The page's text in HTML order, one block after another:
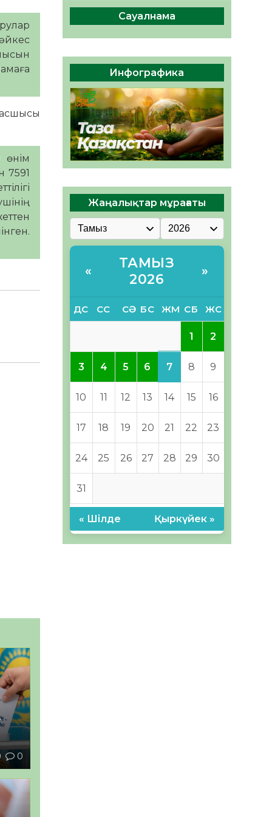
өнім
7591
0
беруге дайын
ӘРБІР ДАУЫС – ҚОҒАМ
ДАМУЫНА ҚОСЫЛҒАН
ҮЛЕС
05.08.2026
39 0
Сауалнама
Инфографика
Жаңалықтар мұрағаты
«
ТАМЫЗ
2026
»
ДС СС СӘ БС ЖМ СБ ЖС
1 2
3 4 5 6 7 8 9
10 11 12 13 14 15 16
17 18 19 20 21 22 23
24 25 26 27 28 29 30
31
« Шілде Қыркүйек »